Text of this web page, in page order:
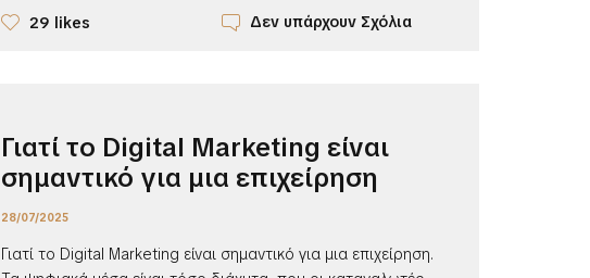
29 likes Δεν υπάρχουν Σχόλια
Γιατί το Digital Marketing είναι
σημαντικό για μια επιχείρηση
28/07/2025
Γιατί το Digital Marketing είναι σημαντικό για μια επιχείρηση.